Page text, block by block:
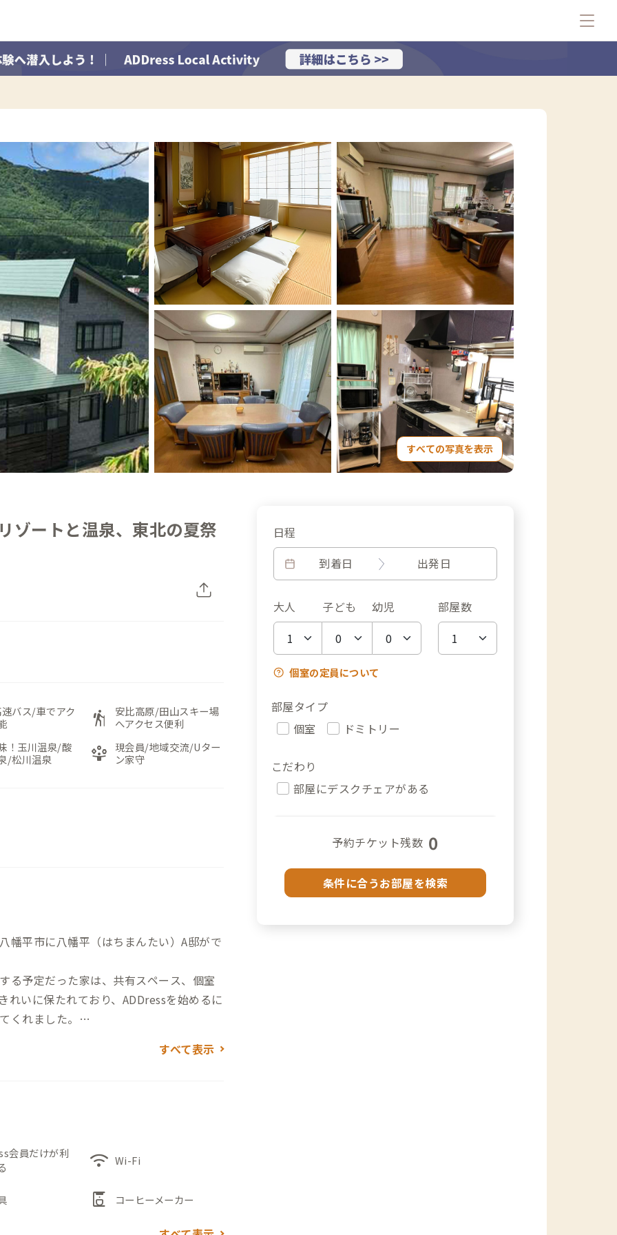
すべての写真を表示
ゾートと温泉、東北の夏祭
バス/車でアク
hiking
安比高原/田山スキー場
へアクセス便利
！玉川温泉/酸
/松川温泉
person_play
現会員/地域交流/Uター
ン家守
幡平市に八幡平（はちまんたい）A邸がで
る予定だった家は、共有スペース、個室
れいに保たれており、ADDressを始めるに
くれました。
置かれたLDKと明るい光あふれる8畳超
としており、同伴者用の和布団を敷いて
や姿見、冬に寒さが厳しい時用のスト
す。仕事終わりにはぜひ満天の星空で
すべて表示
会員だけが利
wifi Wi-Fi
coffee_maker コーヒーメーカー
日程
到着日
出発日
大人 子ども 幼児 部屋数
個室の定員について
部屋タイプ
個室
ドミトリー
こだわり
部屋にデスクチェアがある
予約チケット残数 0
条件に合うお部屋を検索